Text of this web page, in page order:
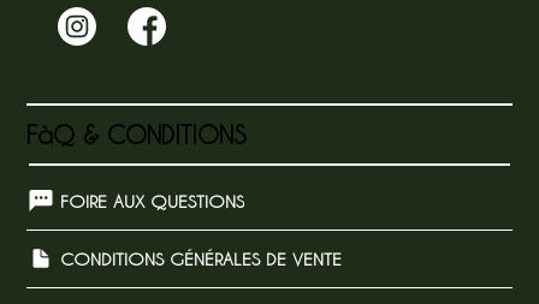
FàQ & CONDITIONS
FOIRE AUX QUESTIONS
CONDITIONS GÉNÉRALES DE VENTE